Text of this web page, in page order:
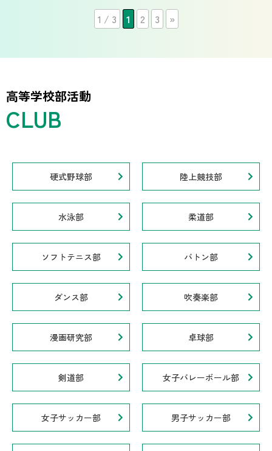
1 / 3 1 2 3 »
高等学校部活動
硬式野球部 陸上競技部
水泳部 柔道部
ソフトテニス部 バトン部
ダンス部 吹奏楽部
漫画研究部 卓球部
剣道部 女子バレーボール部
女子サッカー部 男子サッカー部